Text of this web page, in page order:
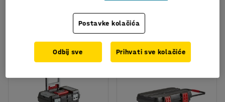
2 proizvoda
Postavke kolačića
Odbij sve Prihvati sve kolačiće